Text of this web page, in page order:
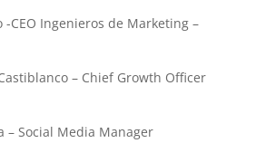
-CEO Ingenieros de Marketing –
– Chief Growth Officer
– Social Media Manager